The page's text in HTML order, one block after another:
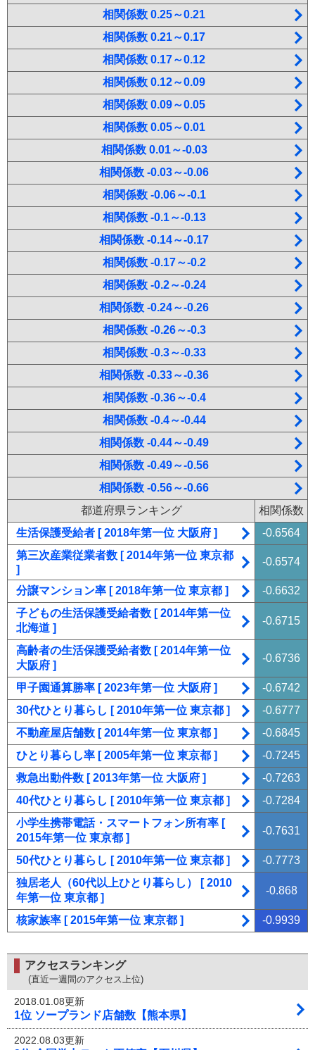
相関係数 0.25～0.21
相関係数 0.21～0.17
相関係数 0.17～0.12
相関係数 0.12～0.09
相関係数 0.09～0.05
相関係数 0.05～0.01
相関係数 0.01～-0.03
相関係数 -0.03～-0.06
相関係数 -0.06～-0.1
相関係数 -0.1～-0.13
相関係数 -0.14～-0.17
相関係数 -0.17～-0.2
相関係数 -0.2～-0.24
相関係数 -0.24～-0.26
相関係数 -0.26～-0.3
相関係数 -0.3～-0.33
相関係数 -0.33～-0.36
相関係数 -0.36～-0.4
相関係数 -0.4～-0.44
相関係数 -0.44～-0.49
相関係数 -0.49～-0.56
相関係数 -0.56～-0.66
都道府県ランキング
相関係数
生活保護受給者 [ 2018年第一位 大阪府 ]
-0.6564
第三次産業従業者数 [ 2014年第一位 東京都
]
-0.6574
分譲マンション率 [ 2018年第一位 東京都 ]
-0.6632
子どもの生活保護受給者数 [ 2014年第一位
北海道 ]
-0.6715
高齢者の生活保護受給者数 [ 2014年第一位
大阪府 ]
-0.6736
甲子園通算勝率 [ 2023年第一位 大阪府 ]
-0.6742
30代ひとり暮らし [ 2010年第一位 東京都 ]
-0.6777
不動産屋店舗数 [ 2014年第一位 東京都 ]
-0.6845
ひとり暮らし率 [ 2005年第一位 東京都 ]
-0.7245
救急出動件数 [ 2013年第一位 大阪府 ]
-0.7263
40代ひとり暮らし [ 2010年第一位 東京都 ]
-0.7284
小学生携帯電話・スマートフォン所有率 [
2015年第一位 東京都 ]
-0.7631
50代ひとり暮らし [ 2010年第一位 東京都 ]
-0.7773
独居老人（60代以上ひとり暮らし） [ 2010
年第一位 東京都 ]
-0.868
核家族率 [ 2015年第一位 東京都 ] -0.9939
アクセスランキング
(直近一週間のアクセス上位)
2018.01.08更新
1位 ソープランド店舗数【熊本県】
2022.08.03更新